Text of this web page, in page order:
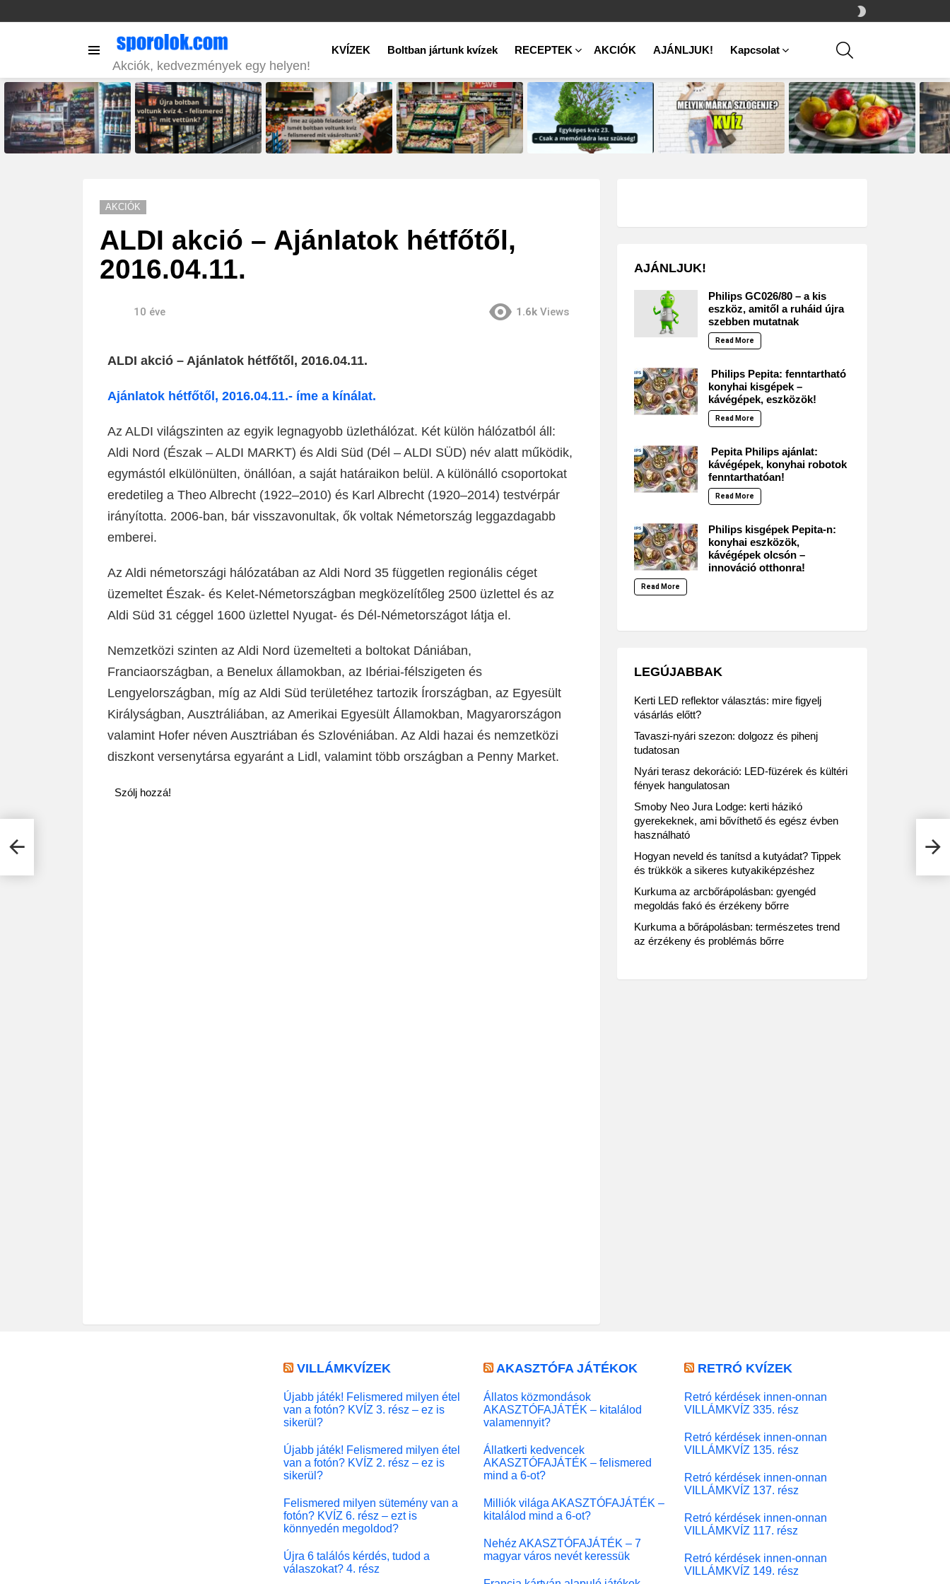
SKIN
Akciók, kedvezmények egy helyen!
KVÍZEK Boltban jártunk kvízek RECEPTEK AKCIÓK AJÁNLJUK! Kapcsolat
STORIES
AKCIÓK
ALDI akció – Ajánlatok hétfőtől,
2016.04.11.
10 éve 1.6k Views
ALDI akció – Ajánlatok hétfőtől, 2016.04.11.
Ajánlatok hétfőtől, 2016.04.11.- íme a kínálat.
Az ALDI világszinten az egyik legnagyobb üzlethálózat. Két külön hálózatból áll:
Aldi Nord (Észak – ALDI MARKT) és Aldi Süd (Dél – ALDI SÜD) név alatt működik,
egymástól elkülönülten, önállóan, a saját határaikon belül. A különálló csoportokat
eredetileg a Theo Albrecht (1922–2010) és Karl Albrecht (1920–2014) testvérpár
irányította. 2006-ban, bár visszavonultak, ők voltak Németország leggazdagabb
emberei.
Az Aldi németországi hálózatában az Aldi Nord 35 független regionális céget
üzemeltet Észak- és Kelet-Németországban megközelítőleg 2500 üzlettel és az
Aldi Süd 31 céggel 1600 üzlettel Nyugat- és Dél-Németországot látja el.
Nemzetközi szinten az Aldi Nord üzemelteti a boltokat Dániában,
Franciaországban, a Benelux államokban, az Ibériai-félszigeten és
Lengyelországban, míg az Aldi Süd területéhez tartozik Írországban, az Egyesült
Királyságban, Ausztráliában, az Amerikai Egyesült Államokban, Magyarországon
valamint Hofer néven Ausztriában és Szlovéniában. Az Aldi hazai és nemzetközi
diszkont versenytársa egyaránt a Lidl, valamint több országban a Penny Market.
Szólj hozzá!
AJÁNLJUK!
Philips GC026/80 – a kis
eszköz, amitől a ruháid újra
szebben mutatnak
Read More
Philips Pepita: fenntartható
konyhai kisgépek –
kávégépek, eszközök!
Read More
Pepita Philips ajánlat:
kávégépek, konyhai robotok
fenntarthatóan!
Read More
Philips kisgépek Pepita-n:
konyhai eszközök,
kávégépek olcsón –
innováció otthonra!
Read More
LEGÚJABBAK
Kerti LED reflektor választás: mire figyelj
vásárlás előtt?
Tavaszi-nyári szezon: dolgozz és pihenj
tudatosan
Nyári terasz dekoráció: LED-füzérek és kültéri
fények hangulatosan
Smoby Neo Jura Lodge: kerti házikó
gyerekeknek, ami bővíthető és egész évben
használható
Hogyan neveld és tanítsd a kutyádat? Tippek
és trükkök a sikeres kutyakiképzéshez
Kurkuma az arcbőrápolásban: gyengéd
megoldás fakó és érzékeny bőrre
Kurkuma a bőrápolásban: természetes trend
az érzékeny és problémás bőrre
VILLÁMKVÍZEK
Újabb játék! Felismered milyen étel
van a fotón? KVÍZ 3. rész – ez is
sikerül?
Újabb játék! Felismered milyen étel
van a fotón? KVÍZ 2. rész – ez is
sikerül?
Felismered milyen sütemény van a
fotón? KVÍZ 6. rész – ezt is
könnyedén megoldod?
Újra 6 találós kérdés, tudod a
válaszokat? 4. rész
AKASZTÓFA JÁTÉKOK
Állatos közmondások
AKASZTÓFAJÁTÉK – kitalálod
valamennyit?
Állatkerti kedvencek
AKASZTÓFAJÁTÉK – felismered
mind a 6-ot?
Milliók világa AKASZTÓFAJÁTÉK –
kitalálod mind a 6-ot?
Nehéz AKASZTÓFAJÁTÉK – 7
magyar város nevét keressük
RETRÓ KVÍZEK
Retró kérdések innen-onnan
VILLÁMKVÍZ 335. rész
Retró kérdések innen-onnan
VILLÁMKVÍZ 135. rész
Retró kérdések innen-onnan
VILLÁMKVÍZ 137. rész
Retró kérdések innen-onnan
VILLÁMKVÍZ 117. rész
Retró kérdések innen-onnan
VILLÁMKVÍZ 149. rész